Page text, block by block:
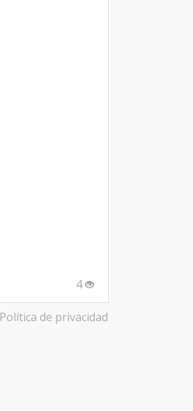
4
Política de privacidad